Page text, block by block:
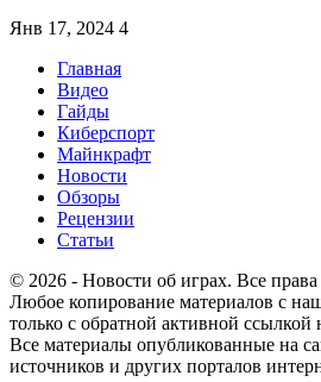
Янв 17, 2024 4
Главная
Видео
Гайды
Киберспорт
Майнкрафт
Новости
Обзоры
Рецензии
Статьи
© 2026 - Новости об играх. Все
Любое копирование материалов с
только с обратной активной ссылкой
Все материалы опубликованные на
источников и других порталов